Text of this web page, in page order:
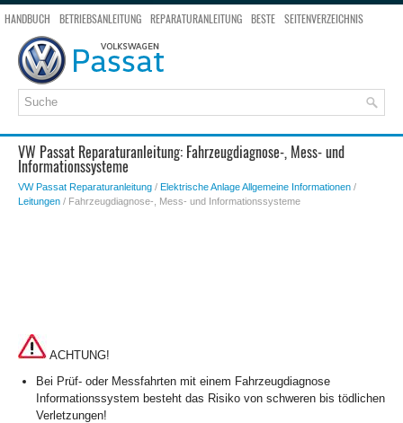
HANDBUCH BETRIEBSANLEITUNG REPARATURANLEITUNG BESTE
SEITENVERZEICHNIS
SEITENSUCHE
VW Passat Reparaturanleitung: Fahrzeugdiagnose-, Mess- und
Informationssysteme
VW Passat Reparaturanleitung / Elektrische Anlage Allgemeine Informationen /
Leitungen / Fahrzeugdiagnose-, Mess- und Informationssysteme
ACHTUNG!
Bei Prüf- oder Messfahrten mit einem Fahrzeugdiagnose
Informationssystem besteht das Risiko von schweren bis tödlichen
Verletzungen!